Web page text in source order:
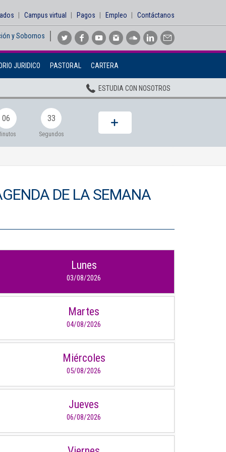
Campus virtual Pagos Empleo Contáctanos
y Sobornos
JURIDICO PASTORAL CARTERA
ESTUDIA CON NOSOTROS
06 31
Segundos
DE LA SEMANA
Lunes
03/08/2026
Martes
04/08/2026
Miércoles
05/08/2026
Jueves
06/08/2026
Inicio
Institucional
Pregrados
Posgrados
Planta Docente
Centros
Consultorio Juridico
CARTERA
Estudiantes
Docentes
Campus virtual
Pagos